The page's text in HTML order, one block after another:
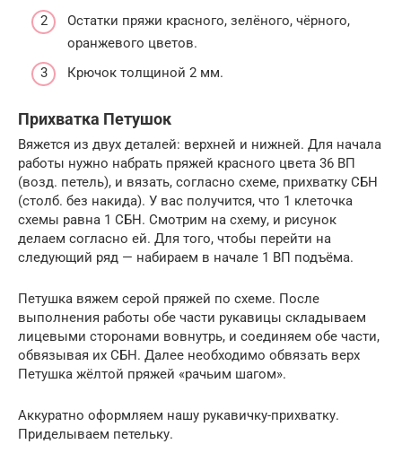
Остатки пряжи красного, зелёного, чёрного,
оранжевого цветов.
Крючок толщиной 2 мм.
Прихватка Петушок
Вяжется из двух деталей: верхней и нижней. Для начала
работы нужно набрать пряжей красного цвета 36 ВП
(возд. петель), и вязать, согласно схеме, прихватку СБН
(столб. без накида). У вас получится, что 1 клеточка
схемы равна 1 СБН. Смотрим на схему, и рисунок
делаем согласно ей. Для того, чтобы перейти на
следующий ряд — набираем в начале 1 ВП подъёма.
Петушка вяжем серой пряжей по схеме. После
выполнения работы обе части рукавицы складываем
лицевыми сторонами вовнутрь, и соединяем обе части,
обвязывая их СБН. Далее необходимо обвязать верх
Петушка жёлтой пряжей «рачьим шагом».
Аккуратно оформляем нашу рукавичку-прихватку.
Приделываем петельку.